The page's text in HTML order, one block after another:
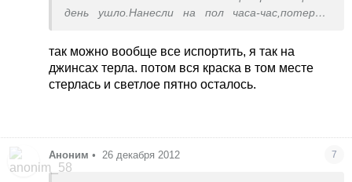
день ушло.Нанесли на пол часа-час,потерли,
так можно вообще все испортить, я так на
джинсах терла. потом вся краска в том месте
стерлась и светлое пятно осталось.
Аноним • 26 декабря 2012 7